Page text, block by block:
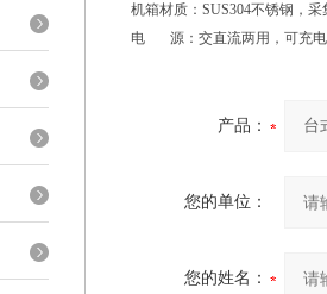
机箱材质：SUS304不锈钢，
电 源：交直流两用，可充电
产品：
您的单位：
您的姓名：